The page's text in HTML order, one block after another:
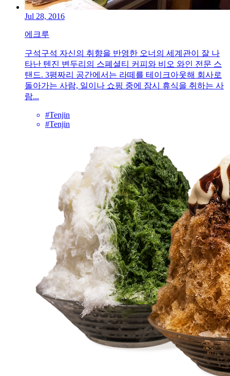
Jul 28, 2016
에크루
구석구석 자신의 취향을 반영한 오너의 세계관이 잘 나
타난 텐진 변두리의 스폐셜티 커피와 비오 와인 전문 스
탠드. 3평짜리 공간에서는 라떼를 테이크아웃해 회사로
돌아가는 사람, 일이나 쇼핑 중에 잠시 휴식을 취하는 사
람...
#Tenjin
#Tenjin